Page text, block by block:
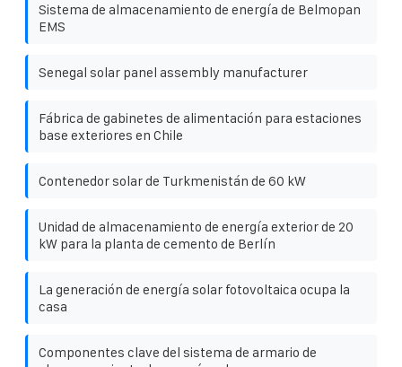
Sistema de almacenamiento de energía de Belmopan
EMS
Senegal solar panel assembly manufacturer
Fábrica de gabinetes de alimentación para estaciones
base exteriores en Chile
Contenedor solar de Turkmenistán de 60 kW
Unidad de almacenamiento de energía exterior de 20
kW para la planta de cemento de Berlín
La generación de energía solar fotovoltaica ocupa la
casa
Componentes clave del sistema de armario de